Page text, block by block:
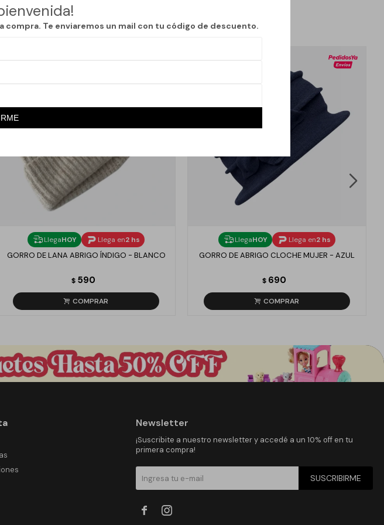
Te enviaremos un mail con tu código de descuento.
LlegaHOY Llega en2 hs
GORRO DE LANA ABRIGO ÍNDIGO - BLANCO
$ 590
LlegaHOY Llega en2 hs
GORRO DE ABRIGO CLOCHE MUJER - AZUL
$ 690
Newsletter
¡Suscribite a nuestro newsletter y accedé a un 10% off en tu
primera compra!
SUSCRIBIRME
 